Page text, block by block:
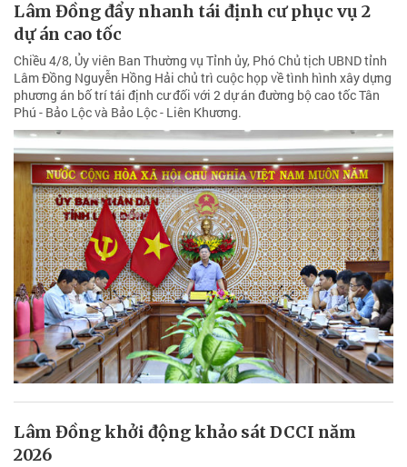
Lâm Đồng đẩy nhanh tái định cư phục vụ 2
dự án cao tốc
Chiều 4/8, Ủy viên Ban Thường vụ Tỉnh ủy, Phó Chủ tịch UBND tỉnh
Lâm Đồng Nguyễn Hồng Hải chủ trì cuộc họp về tình hình xây dựng
phương án bố trí tái định cư đối với 2 dự án đường bộ cao tốc Tân
Phú - Bảo Lộc và Bảo Lộc - Liên Khương.
Lâm Đồng khởi động khảo sát DCCI năm
2026